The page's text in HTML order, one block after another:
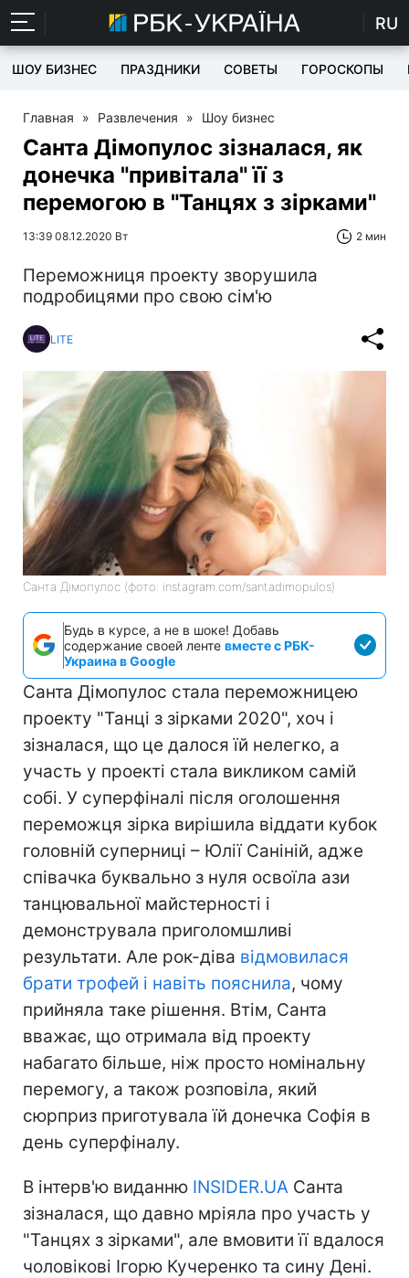
RU
ШОУ БИЗНЕС ПРАЗДНИКИ СОВЕТЫ ГОРОСКОПЫ
Главная » Развлечения » Шоу бизнес
Санта Дімопулос зізналася, як
донечка "привітала" її з
перемогою в "Танцях з зірками"
13:39 08.12.2020 Вт 2 мин
Переможниця проекту зворушила
подробицями про свою сім'ю
LITE
Санта Дімопулос (фото: instagram.com/santadimopulos)
Будь в курсе, а не в шоке! Добавь
содержание своей ленте вместе с РБК-
Украина в Google
Санта Дімопулос стала переможницею
проекту "Танці з зірками 2020", хоч і
зізналася, що це далося їй нелегко, а
участь у проекті стала викликом самій
собі. У суперфіналі після оголошення
переможця зірка вирішила віддати кубок
головній суперниці – Юлії Саніній, адже
співачка буквально з нуля освоїла ази
танцювальної майстерності і
демонструвала приголомшливі
результати. Але рок-діва відмовилася
брати трофей і навіть пояснила, чому
прийняла таке рішення. Втім, Санта
вважає, що отримала від проекту
набагато більше, ніж просто номінальну
перемогу, а також розповіла, який
сюрприз приготувала їй донечка Софія в
день суперфіналу.
В інтерв'ю виданню INSIDER.UA Санта
зізналася, що давно мріяла про участь у
"Танцях з зірками", але вмовити її вдалося
чоловікові Ігорю Кучеренко та сину Дені.